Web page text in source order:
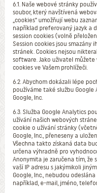
6.1. Naše webové stránky
soubor, který navštívená
„cookies“ umožňují webu
například preferovaný jazyk a
session cookies (volně
Session cookies jsou smazány
stránek. Cookies nejsou
software. Jako uživatel
cookies ve Vašem prohlížeči.
6.2. Abychom dokázali lépe
používáme také službu
Google, Inc.
6.3. Služba Google Analytics
užívání našich webových
cookie o užívání stránky
Google, Inc., přeneseny a
Všechna takto získaná data
určena výhradně pro
Anonymita je zaručena tím, že
vaší IP adresu s jakýmikoli
Google, Inc., nebudou
například, e-mail, jméno,